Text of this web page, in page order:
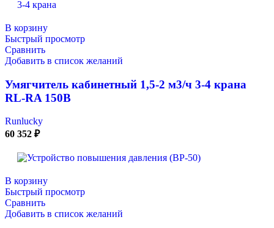
В корзину
Быстрый просмотр
Сравнить
Добавить в список желаний
Умягчитель кабинетный 1,5-2 м3/ч 3-4 крана
RL-RA 150B
Runlucky
60 352 ₽
В корзину
Быстрый просмотр
Сравнить
Добавить в список желаний